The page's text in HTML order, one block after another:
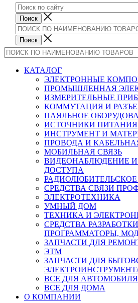
КАТАЛОГ
ЭЛЕКТРОННЫЕ
ПРОМЫШЛЕННАЯ
ИЗМЕРИТЕЛЬНЫЕ
КОММУТАЦИЯ И
ПАЯЛЬНОЕ
ИСТОЧНИКИ ПИТАНИЯ
ИНСТРУМЕНТ И
ПРОВОДА И
МОБИЛЬНАЯ СВЯЗЬ
ВИДЕОНАБЛЮДЕНИЕ И
ДОСТУПА
СРЕДСТВА СВЯЗИ
ЭЛЕКТРОТЕХНИКА
УМНЫЙ ДОМ
ТЕХНИКА И
СРЕДСТВА
ПРОГРАММАТОРЫ,
ЗАПЧАСТИ ДЛЯ
ЭТМ
ЗАПЧАСТИ ДЛЯ
ВСЕ ДЛЯ АВТОМОБИЛЯ
ВСЕ ДЛЯ ДОМА
О КОМПАНИИ